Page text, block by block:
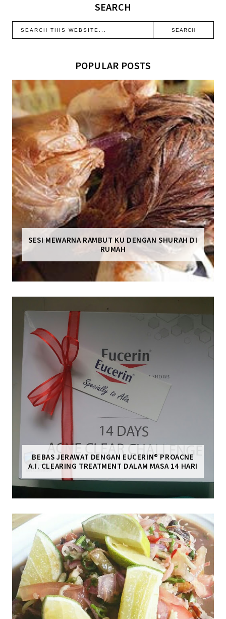
SEARCH
POPULAR POSTS
SESI MEWARNA RAMBUT KU DENGAN SHURAH DI
RUMAH
BEBAS JERAWAT DENGAN EUCERIN® PROACNE
A.I. CLEARING TREATMENT DALAM MASA 14 HARI